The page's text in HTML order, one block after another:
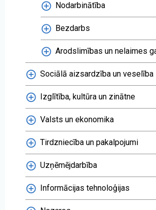
Nodarbinātība
Bezdarbs
Arodslimības un nelaimes
Sociālā aizsardzība un veselība
Izglītība, kultūra un zinātne
Valsts un ekonomika
Tirdzniecība un pakalpojumi
Uzņēmējdarbība
Informācijas tehnoloģijas